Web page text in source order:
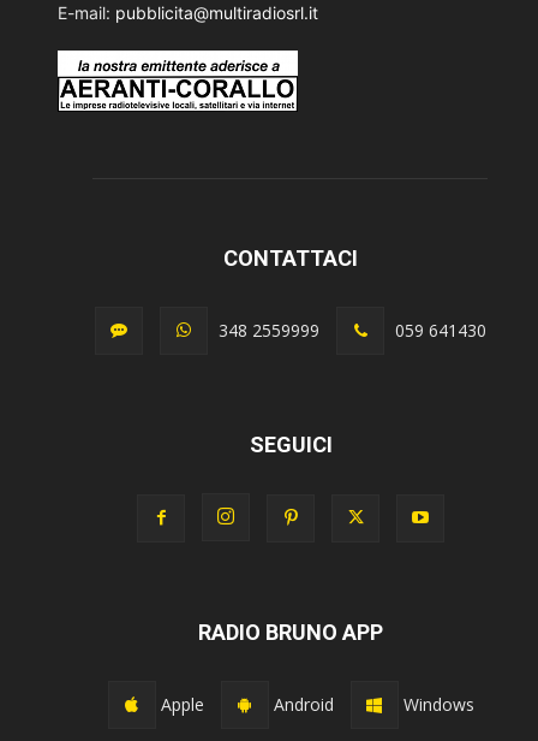
E-mail: pubblicita@multiradiosrl.it
CONTATTACI
348 2559999 059 641430
SEGUICI
RADIO BRUNO APP
Apple Android Windows